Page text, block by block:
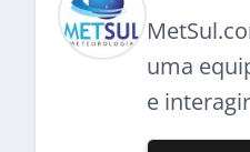
uma
e